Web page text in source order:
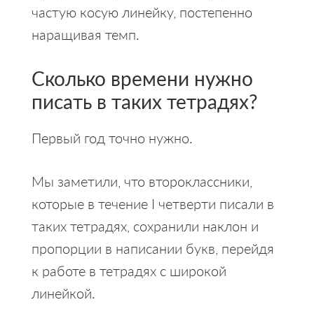
частую косую линейку, постепенно
наращивая темп.
Сколько времени нужно
писать в таких тетрадях?
Первый год точно нужно.
Мы заметили, что второклассники,
которые в течение I четверти писали в
таких тетрадях, сохранили наклон и
пропорции в написании букв, перейдя
к работе в тетрадях с широкой
линейкой.